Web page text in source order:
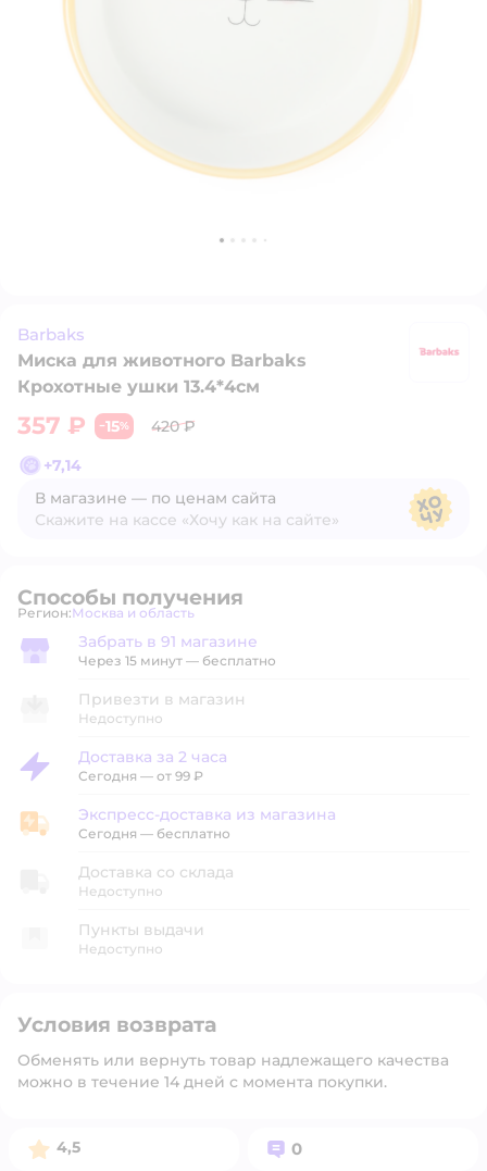
Barbaks
Миска для животного Barbaks
Крохотные ушки 13.4*4см
357 ₽ −15%
420 ₽
+7,14
В магазине — по ценам сайта
Скажите на кассе «Хочу как на сайте»
Способы получения
Регион: Выбор адреса доставки.
Москва и область
Забрать в магазине
Забрать в 91 магазине
Через 15 минут — бесплатно
Привезти в магазин
Недоступно
Доставка за 2 часа
Доставка за 2 часа
Сегодня — от 99 ₽
Экспресс-доставка из магазина
Экспресс-доставка из магазина
Сегодня — бесплатно
Доставка со склада
Недоступно
Пункты выдачи
Недоступно
Условия возврата
Обменять или вернуть товар надлежащего качества
можно в течение 14 дней с момента покупки.
Рейтинг:
4,5 Вопросов:
0